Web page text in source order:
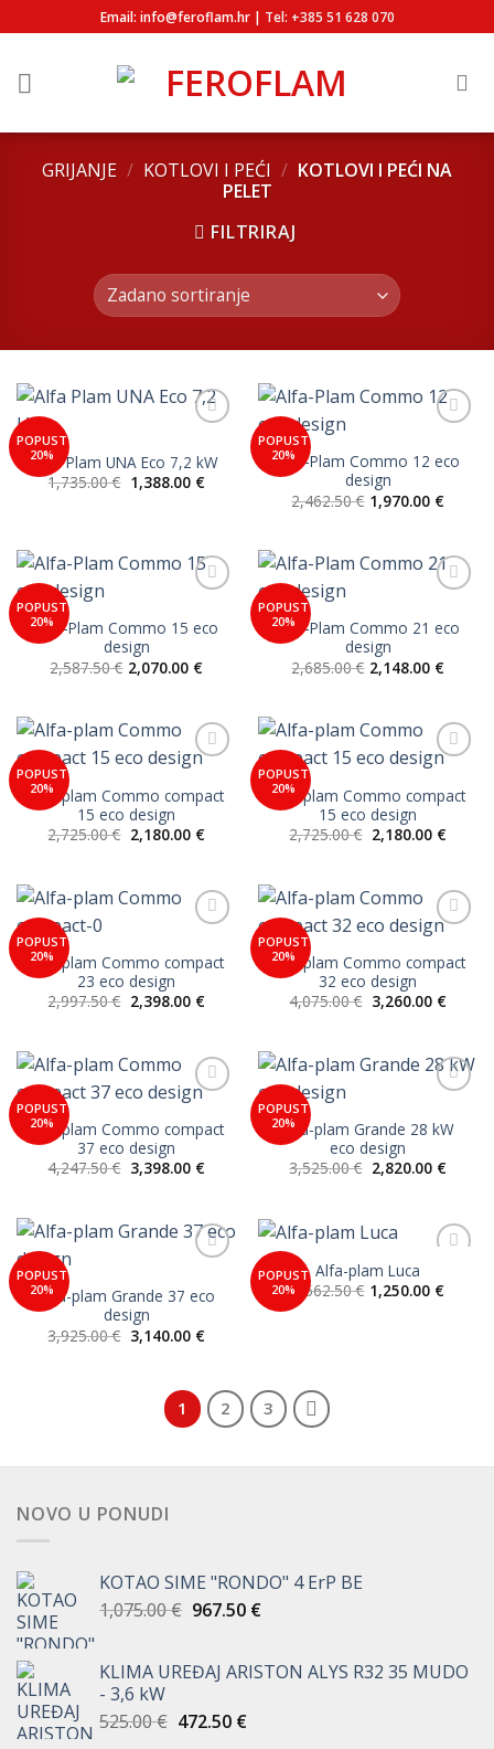
to
Email: info@feroflam.hr | Tel: +385 51 628 070
GRIJANJE / KOTLOVI I PEĆI / KOTLOVI I PEĆI NA
PELET
FILTRIRAJ
POPUST
20%
Wishlist
Alfa Plam UNA Eco 7,2 kW
1,735.00€ Izvorna
cijena
1,388.00 €Trenutna
cijena
POPUST
20%
Wishlist
Alfa-Plam Commo 12 eco
design
2,462.50€ 1,970.00 €
POPUST
20%
Wishlist
Alfa-Plam Commo 15 eco
design
2,587.50€ 2,070.00 €
POPUST
20%
Wishlist
Alfa-Plam Commo 21 eco
design
2,685.00€ 2,148.00 €
POPUST
20%
Add to
Wishlist
Alfa-plam Commo compact
15 eco design
2,725.00€ Izvorna
cijena
2,725.00 €.
2,180.00 €Trenutna
cijena
POPUST
20%
Add to
Wishlist
Alfa-plam Commo compact
15 eco design
2,725.00€ Izvorna
cijena
2,725.00 €.
2,180.00 €
cijena
POPUST
20%
Wishlist
Alfa-plam Commo compact
23 eco design
2,997.50€ Izvorna
cijena
2,997.50 €.
2,398.00 €Trenutna
POPUST
20%
Add to
Wishlist
Alfa-plam Commo compact
32 eco design
4,075.00€ Izvorna
cijena
4,075.00 €.
3,260.00 €
POPUST
20%
Add to
Wishlist
Alfa-plam Commo compact
37 eco design
4,247.50€ Izvorna
cijena
4,247.50 €.
3,398.00 €Trenutna
POPUST
20%
Wishlist
Alfa-plam Grande 28 kW
eco design
3,525.00€ Izvorna
cijena
3,525.00 €.
2,820.00 €
POPUST
20%
Wishlist
Alfa-plam Grande 37 eco
design
3,925.00€ Izvorna
cijena
3,925.00 €.
3,140.00 €Trenutna
cijena
POPUST
20%
Wishlist
Alfa-plam Luca
1,562.50€ 1,250.00 €
1 2 3
NOVO U PONUDI
KOTAO SIME "RONDO" 4 ErP BE
1,075.00€ Izvorna
je:
967.50 €Trenutna
967.50 €.
KLIMA UREĐAJ ARISTON ALYS R32 35 MUDO
- 3,6 kW
525.00€ Izvorna
472.50 €Trenutna